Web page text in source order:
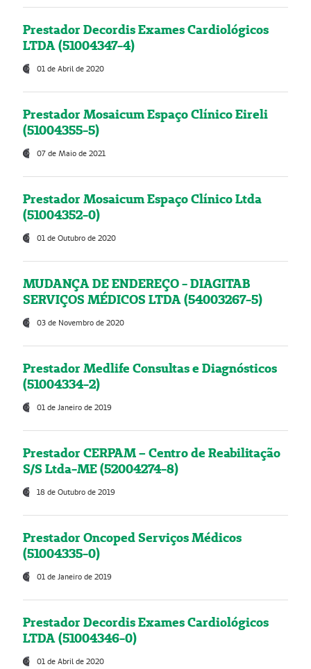
Prestador Decordis Exames Cardiológicos
LTDA (51004347-4)
01 de Abril de 2020
Prestador Mosaicum Espaço Clínico Eireli
(51004355-5)
07 de Maio de 2021
Prestador Mosaicum Espaço Clínico Ltda
(51004352-0)
01 de Outubro de 2020
MUDANÇA DE ENDEREÇO - DIAGITAB
SERVIÇOS MÉDICOS LTDA (54003267-5)
03 de Novembro de 2020
Prestador Medlife Consultas e Diagnósticos
(51004334-2)
01 de Janeiro de 2019
Prestador CERPAM – Centro de Reabilitação
S/S Ltda-ME (52004274-8)
18 de Outubro de 2019
Prestador Oncoped Serviços Médicos
(51004335-0)
01 de Janeiro de 2019
Prestador Decordis Exames Cardiológicos
LTDA (51004346-0)
01 de Abril de 2020